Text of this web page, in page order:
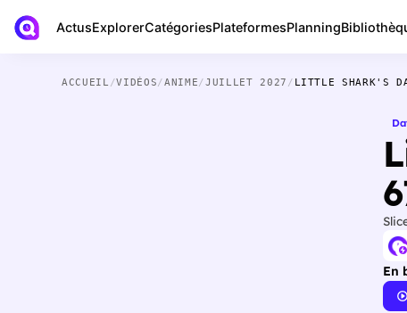
ActusExplorerCatégoriesPlateformesPlanning
ACCUEIL /VIDÉOS/ANIME/JUILLET 2027 / LITTLE SHARK'S
En